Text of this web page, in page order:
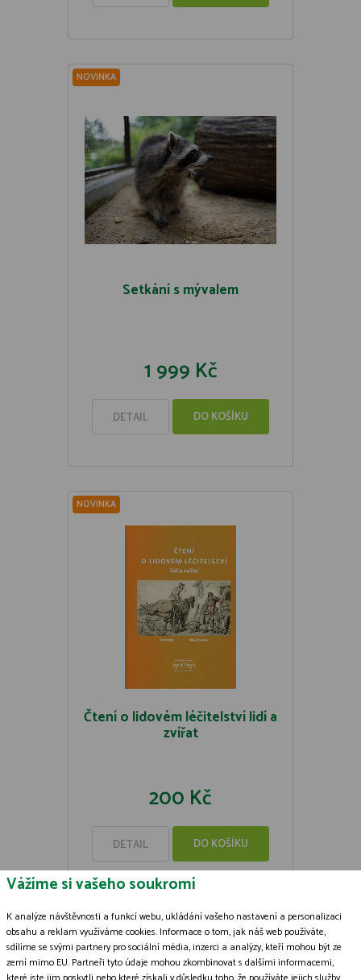
NOVINKA
Setkání s mývalem
1 999 Kč
DETAIL DO KOŠÍKU
NOVINKA
Čtení o lidovém léčitelství lidí a
zvířat
200 Kč
DETAIL DO KOŠÍKU
Zásady zpracování souborů cookies
Vážíme si vašeho soukromí
K analýze návštěvnosti a funkcí webu, ukládání vašeho nastavení a personalizaci
obsahu a reklam využíváme cookies. Informace o tom, jak náš web používáte,
sdílíme se svými partnery pro sociální média, inzerci a analýzy, kteří mohou být ze
zemí mimo EU. Partneři tyto údaje mohou zkombinovat s dalšími informacemi,